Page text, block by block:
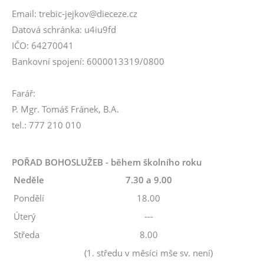
Email: trebic-jejkov@dieceze.cz
Datová schránka: u4iu9fd
IČO: 64270041
Bankovní spojení: 6000013319/0800
Farář:
P. Mgr. Tomáš Fránek, B.A.
tel.: 777 210 010
POŘAD BOHOSLUŽEB - během školního roku
Neděle
7.30 a 9.00
Pondělí
18.00
Úterý
---
Středa
8.00
(1. středu v měsíci mše sv. není)